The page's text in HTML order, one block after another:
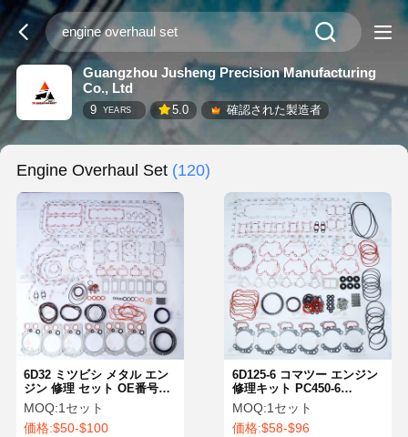
Guangzhou Jusheng Precision Manufacturing
Co., Ltd
9 YEARS 5.0 確認された製造者
Engine Overhaul Set (120)
6D32 ミツビシ メタル エン
ジン 修理 セット OE番号
ME219888 ミツビシ エンジ
ン パーツ
MOQ:1セット
価格:$50-$100
6D125-6 コマツー エンジン
修理キット PC450-6
WA470-6 OE 6149-K1-9900
MOQ:1セット
価格:$58-$96